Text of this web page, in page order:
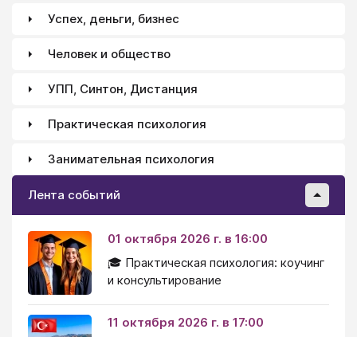
Успех, деньги, бизнес
Человек и общество
УПП, Синтон, Дистанция
Практическая психология
Занимательная психология
Лента событий
01 октября 2026 г. в 16:00
🎓 Практическая психология: коучинг
и консультирование
11 октября 2026 г. в 17:00